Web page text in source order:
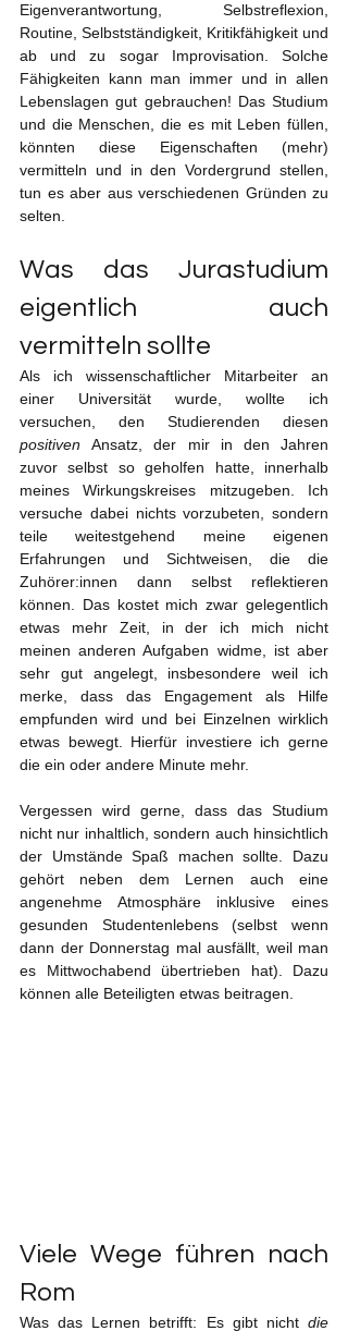
Eigenverantwortung, Selbstreflexion,
Routine, Selbstständigkeit, Kritikfähigkeit und
ab und zu sogar Improvisation. Solche
Fähigkeiten kann man immer und in allen
Lebenslagen gut gebrauchen! Das Studium
und die Menschen, die es mit Leben füllen,
könnten diese Eigenschaften (mehr)
vermitteln und in den Vordergrund stellen,
tun es aber aus verschiedenen Gründen zu
selten.
Was das Jurastudium
eigentlich auch
vermitteln sollte
Als ich wissenschaftlicher Mitarbeiter an
einer Universität wurde, wollte ich
positiven Ansatz, der mir in den Jahren
zuvor selbst so geholfen hatte, innerhalb
meines Wirkungskreises mitzugeben. Ich
versuche dabei nichts vorzubeten, sondern
teile weitestgehend meine eigenen
Erfahrungen und Sichtweisen, die die
Zuhörer:innen dann selbst reflektieren
können. Das kostet mich zwar gelegentlich
etwas mehr Zeit, in der ich mich nicht
meinen anderen Aufgaben widme, ist aber
sehr gut angelegt, insbesondere weil ich
merke, dass das Engagement als Hilfe
empfunden wird und bei Einzelnen wirklich
etwas bewegt. Hierfür investiere ich gerne
die ein oder andere Minute mehr.
Vergessen wird gerne, dass das Studium
nicht nur inhaltlich, sondern auch hinsichtlich
der Umstände Spaß machen sollte. Dazu
gehört neben dem Lernen auch eine
angenehme Atmosphäre inklusive eines
gesunden Studentenlebens (selbst wenn
dann der Donnerstag mal ausfällt, weil man
es Mittwochabend übertrieben hat). Dazu
können alle Beteiligten etwas beitragen.
Viele Wege führen nach
Rom
Was das Lernen betrifft: Es gibt nicht die